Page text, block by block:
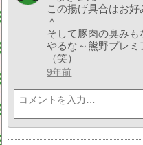
この揚げ具合はお
＾
そして豚肉の臭み
やるな～熊野プレミ
（笑）
9年前